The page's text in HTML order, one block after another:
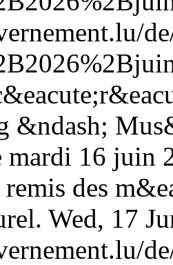
&ndash;
mardi 16 juin
des
Wed, 17